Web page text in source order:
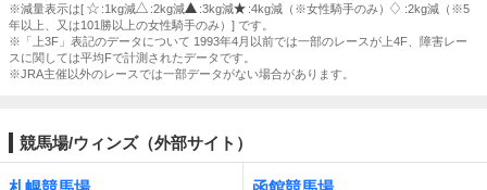
※減量表示は[
:1kg減 :2kg減 :3kg減 :4kg減（※女性騎手のみ）
:2kg減（※5
年以上、又は101勝以上の女性騎手のみ）] です。
※「上3F」表記のデータについて 1993年4月以前では一部のレースが上4F、障害レー
スに関しては平均Fで計測されたデータです。
※JRA主催以外のレースでは一部データがない場合があります。
競馬場/ウィンズ（外部サイト）